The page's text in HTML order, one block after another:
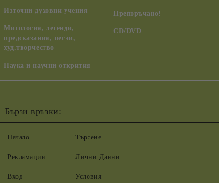
Източни духовни учения
Митология, легенди,
предсказания, песни,
худ.творчество
Наука и научни открития
Препоръчано!
CD/DVD
Бързи връзки:
Начало
Рекламации
Вход
Търсене
Лични Данни
Условия